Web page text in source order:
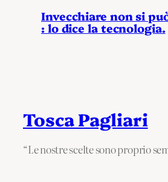
Invecchiare non si
: lo dice la tecnologia.
Tosca Pagliari
“Le nostre scelte sono proprio